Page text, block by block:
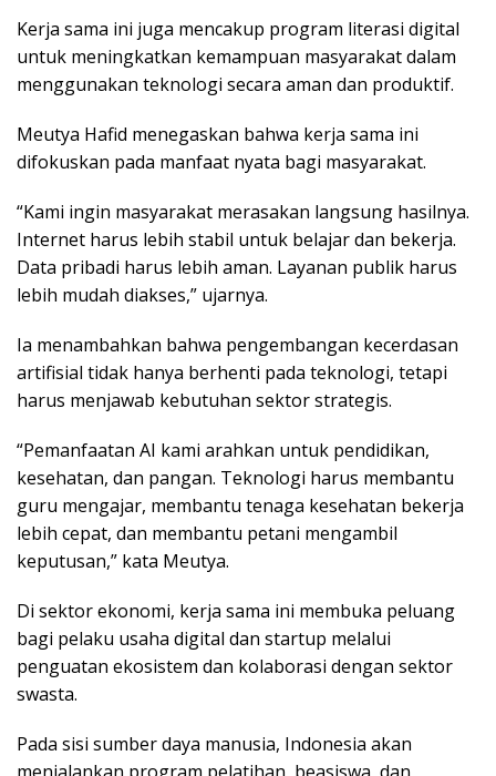
Kerja sama ini juga mencakup program literasi digital
untuk meningkatkan kemampuan masyarakat dalam
menggunakan teknologi secara aman dan produktif.
Meutya Hafid menegaskan bahwa kerja sama ini
difokuskan pada manfaat nyata bagi masyarakat.
“Kami ingin masyarakat merasakan langsung hasilnya.
Internet harus lebih stabil untuk belajar dan bekerja.
Data pribadi harus lebih aman. Layanan publik harus
lebih mudah diakses,” ujarnya.
Ia menambahkan bahwa pengembangan kecerdasan
artifisial tidak hanya berhenti pada teknologi, tetapi
harus menjawab kebutuhan sektor strategis.
“Pemanfaatan AI kami arahkan untuk pendidikan,
kesehatan, dan pangan. Teknologi harus membantu
guru mengajar, membantu tenaga kesehatan bekerja
lebih cepat, dan membantu petani mengambil
keputusan,” kata Meutya.
Di sektor ekonomi, kerja sama ini membuka peluang
bagi pelaku usaha digital dan startup melalui
penguatan ekosistem dan kolaborasi dengan sektor
swasta.
Pada sisi sumber daya manusia, Indonesia akan